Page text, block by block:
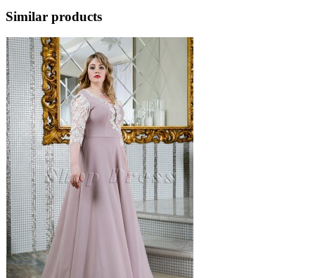
Similar products